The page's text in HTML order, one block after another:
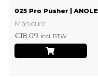
025 Pro Pusher | ANOLE
Manicure
€18.09 Incl. BTW